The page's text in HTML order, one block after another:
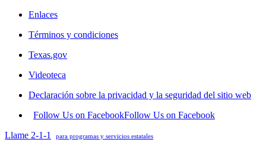
Enlaces
Términos y condiciones
Texas.gov
Videoteca
Declaración sobre la privacidad y la seguridad del sitio web
Follow Us on FacebookFollow Us on Facebook
Llame 2-1-1
para programas y servicios estatales